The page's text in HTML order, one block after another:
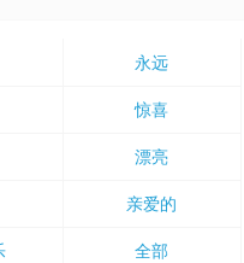
永远
惊喜
漂亮
亲爱的
全部